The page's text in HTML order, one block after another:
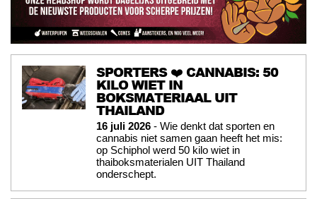
SPORTERS ❤️ CANNABIS: 50
KILO WIET IN
BOKSMATERIAAL UIT
THAILAND
16 juli 2026 - Wie denkt dat sporten en
cannabis niet samen gaan heeft het mis:
op Schiphol werd 50 kilo wiet in
thaiboksmaterialen UIT Thailand
onderschept.